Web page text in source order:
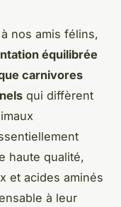
nos amis félins,
équilibrée
carnivores
qui diffèrent
haute qualité,
et acides aminés
à leur